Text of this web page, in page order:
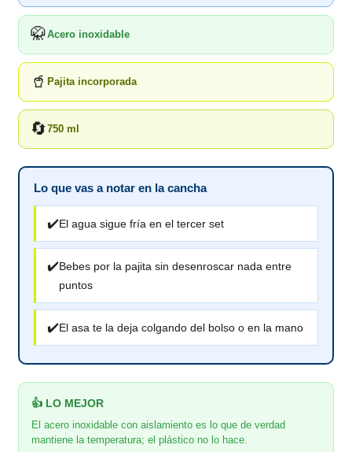
🥋Acero inoxidable
🥤Pajita incorporada
🔄750 ml
Lo que vas a notar en la cancha
✔️El agua sigue fría en el tercer set
✔️Bebes por la pajita sin desenroscar nada entre
puntos
✔️El asa te la deja colgando del bolso o en la mano
👍 LO MEJOR
El acero inoxidable con aislamiento es lo que de verdad
mantiene la temperatura; el plástico no lo hace.